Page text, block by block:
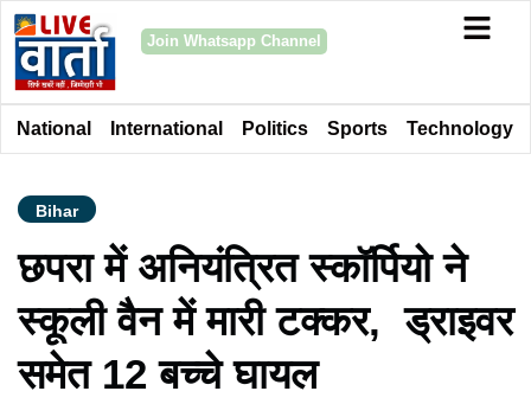
Join Whatsapp Channel
National International Politics Sports Technology
Bihar
छपरा में अनियंत्रित स्कॉर्पियो ने
स्कूली वैन में मारी टक्कर, ड्राइवर
समेत 12 बच्चे घायल